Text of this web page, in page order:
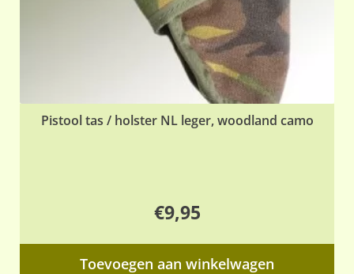
Pistool tas / holster NL leger, woodland camo
€9,95
Toevoegen aan winkelwagen